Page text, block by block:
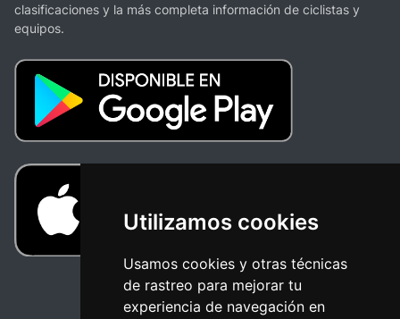
Utilizamos cookies
Usamos cookies y otras técnicas
de rastreo para mejorar tu
experiencia de navegación en
clasificaciones y la más completa información de ciclistas y
equipos.